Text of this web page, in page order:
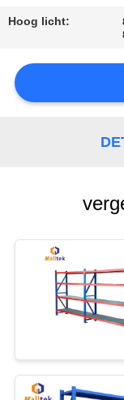
OM EEN
CITAAT
SITEMAP
PRIVACY
Hoog licht: